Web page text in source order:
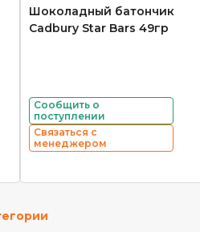
Шоколадный батончик
Cadbury Star Bars 49гр
Сообщить о
поступлении
Связаться с
менеджером